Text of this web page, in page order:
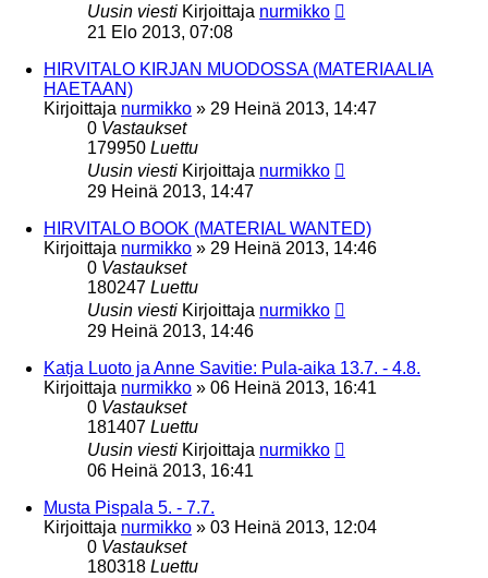
Uusin viesti Kirjoittaja nurmikko
21 Elo 2013, 07:08
HIRVITALO KIRJAN MUODOSSA (MATERIAALIA
HAETAAN)
Kirjoittaja nurmikko » 29 Heinä 2013, 14:47
0 Vastaukset
179950 Luettu
Uusin viesti Kirjoittaja nurmikko
29 Heinä 2013, 14:47
HIRVITALO BOOK (MATERIAL WANTED)
Kirjoittaja nurmikko » 29 Heinä 2013, 14:46
0 Vastaukset
180247 Luettu
Uusin viesti Kirjoittaja nurmikko
29 Heinä 2013, 14:46
Katja Luoto ja Anne Savitie: Pula-aika 13.7. - 4.8.
Kirjoittaja nurmikko » 06 Heinä 2013, 16:41
0 Vastaukset
181407 Luettu
Uusin viesti Kirjoittaja nurmikko
06 Heinä 2013, 16:41
Musta Pispala 5. - 7.7.
Kirjoittaja nurmikko » 03 Heinä 2013, 12:04
0 Vastaukset
180318 Luettu